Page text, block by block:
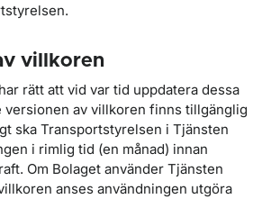
villkoren
rätt att vid var tid uppdatera dessa
versionen av villkoren finns tillgänglig
ska Transportstyrelsen i Tjänsten
i rimlig tid (en månad) innan
Om Bolaget använder Tjänsten
anses användningen utgöra